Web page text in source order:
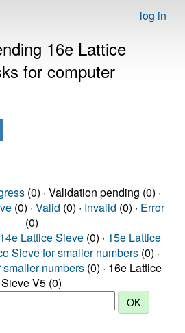
log in
16e Lattice
for computer
(0) · Validation pending (0) ·
(0) · Valid (0) · Invalid (0) · Error
(0)
14e Lattice Sieve (0) · 15e Lattice
Sieve for smaller numbers (0) ·
numbers (0) · 16e Lattice
Sieve V5 (0)